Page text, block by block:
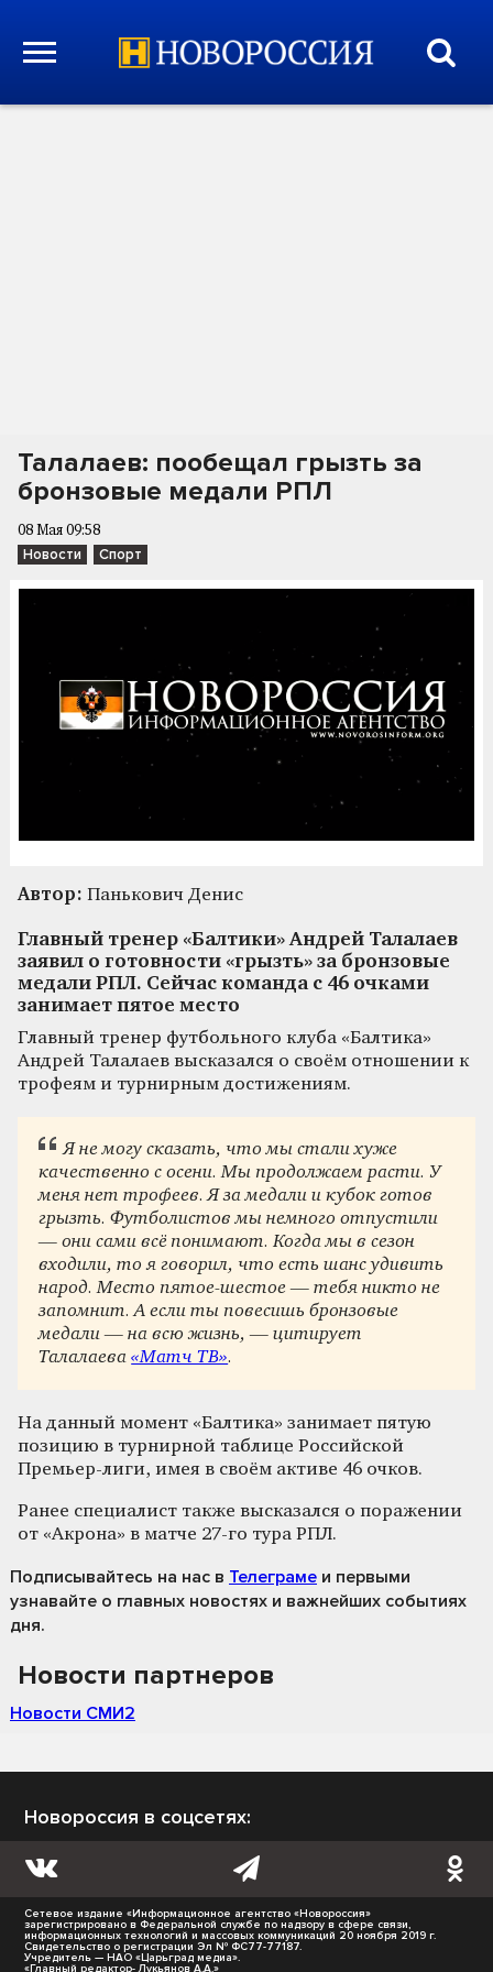
Талалаев: пообещал грызть за
бронзовые медали РПЛ
08 Мая 09:58
Новости Спорт
Автор: Панькович Денис
Главный тренер «Балтики» Андрей Талалаев
заявил о готовности «грызть» за бронзовые
медали РПЛ. Сейчас команда с 46 очками
занимает пятое место
Главный тренер футбольного клуба «Балтика»
Андрей Талалаев высказался о своём отношении к
трофеям и турнирным достижениям.
Я не могу сказать, что мы стали хуже
качественно с осени. Мы продолжаем расти. У
меня нет трофеев. Я за медали и кубок готов
грызть. Футболистов мы немного отпустили
— они сами всё понимают. Когда мы в сезон
входили, то я говорил, что есть шанс удивить
народ. Место пятое‑шестое — тебя никто не
запомнит. А если ты повесишь бронзовые
медали — на всю жизнь, — цитирует
Талалаева«Матч ТВ».
На данный момент «Балтика» занимает пятую
позицию в турнирной таблице Российской
Премьер-лиги, имея в своём активе 46 очков.
Ранее специалист также высказался о поражении
от «Акрона» в матче 27-го тура РПЛ.
Подписывайтесь на нас в Телеграме и первыми
узнавайте о главных новостях и важнейших событиях
дня.
Новости партнеров
Новости СМИ2
Новороссия в соцсетях:
Сетевое издание «Информационное агентство «Новороссия»
зарегистрировано в Федеральной службе по надзору в сфере связи,
информационных технологий и массовых коммуникаций 20 ноября 2019 г.
Свидетельство о регистрации Эл № ФС77-77187.
Учредитель — НАО «Царьград медиа».
«Главный редактор- Лукьянов А.А.»